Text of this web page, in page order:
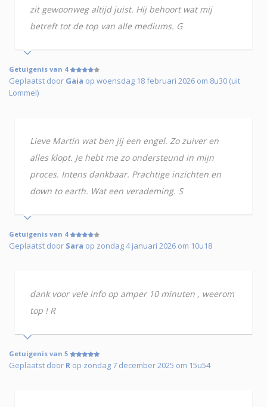
zit gewoonweg altijd juist. Hij behoort wat mij
betreft tot de top van alle mediums. G
Getuigenis van 4
Geplaatst door Gaia op woensdag 18 februari 2026 om 8u30 (uit
Lommel)
Lieve Martin wat ben jij een engel. Zo zuiver en
alles klopt. Je hebt me zo ondersteund in mijn
proces. Intens dankbaar. Prachtige inzichten en
down to earth. Wat een verademing. S
Getuigenis van 4
Geplaatst door Sara op zondag 4 januari 2026 om 10u18
dank voor vele info op amper 10 minuten , weerom
top ! R
Getuigenis van 5
Geplaatst door R op zondag 7 december 2025 om 15u54